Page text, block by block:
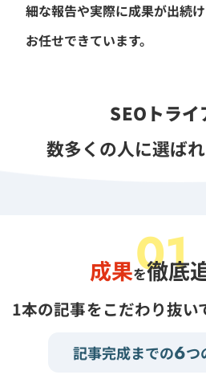
細な報告や実際に成果が出続
お任せできています。
SEOトライ
数多くの人に選ば
01
成果を徹底
1本の記事をこだわり抜い
記事完成までの6つ